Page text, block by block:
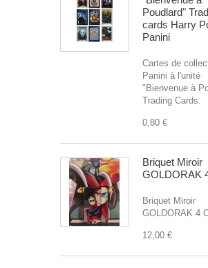
Poudlard"
cards Harry
Panini
Cartes de
Panini à l'unité
"Bienvenue à
Trading Cards.
0,80 €
Briquet Miroir
GOLDORAK
Briquet Miroir
GOLDORAK 4
12,00 €